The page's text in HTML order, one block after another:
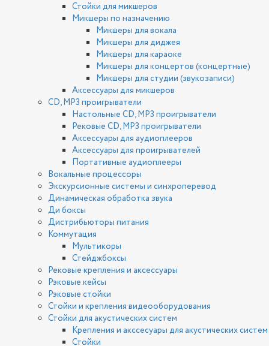
Стойки для микшеров
Микшеры по назначению
Микшеры для вокала
Микшеры для диджея
Микшеры для караоке
Микшеры для концертов (концертные)
Микшеры для студии (звукозаписи)
Аксессуары для микшеров
CD, MP3 проигрыватели
Настольные CD, MP3 проигрыватели
Рековые CD, MP3 проигрыватели
Аксессуары для аудиоплееров
Аксессуары для проигрывателей
Портативные аудиоплееры
Вокальные процессоры
Экскурсионные системы и синхроперевод
Динамическая обработка звука
Ди боксы
Дистрибьюторы питания
Коммутация
Мультикоры
Стейджбоксы
Рековые крепления и аксессуары
Рэковые кейсы
Рэковые стойки
Стойки и крепления видеооборудования
Стойки для акустических систем
Крепления и акссесуары для акустических систем
Стойки